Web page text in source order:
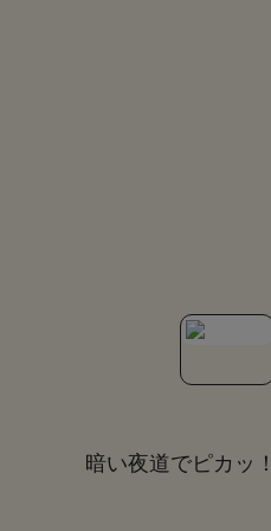
暗い夜道でピカッ